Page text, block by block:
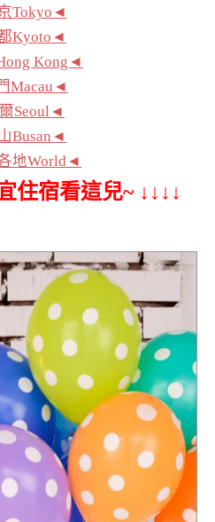
Tokyo◄
Kyoto◄
Kong◄
Macau◄
Seoul◄
Busan◄
地World◄
住宿看這兒~ ↓↓↓↓